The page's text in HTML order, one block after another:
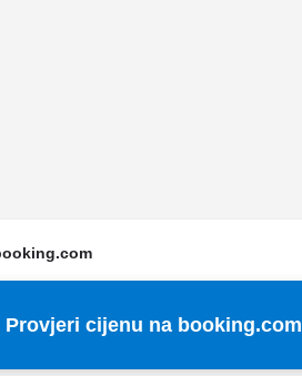
Provjeri cijenu na booking.com